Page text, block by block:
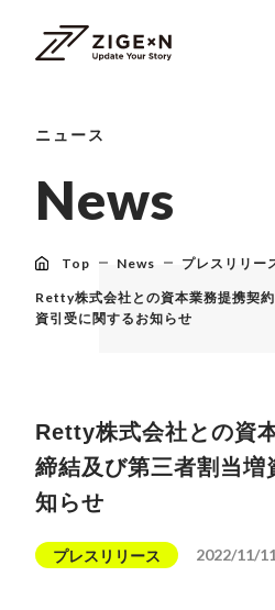
ニュース
News
Top News プレスリリー
Retty株式会社との資本業務提携契
資引受に関するお知らせ
Retty株式会社との資
締結及び第三者割当増
知らせ
プレスリリース 2022/11/